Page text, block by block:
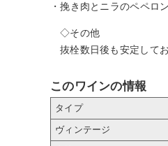
・挽き肉とニラのペペロ
◇その他
抜栓数日後も安定して
このワインの情報
タイプ
ヴィンテージ